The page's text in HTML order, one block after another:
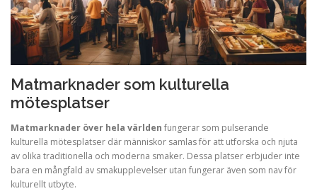
Matmarknader som kulturella
mötesplatser
Matmarknader över hela världen fungerar som pulserande
kulturella mötesplatser där människor samlas för att utforska och njuta
av olika traditionella och moderna smaker. Dessa platser erbjuder inte
bara en mångfald av smakupplevelser utan fungerar även som nav för
kulturellt utbyte.